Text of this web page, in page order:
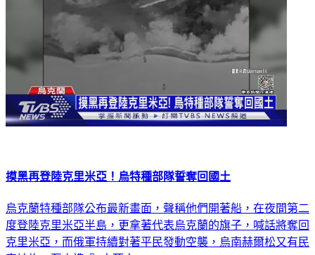
摸黑再登陸克里米亞！烏特種部隊誓奪回國土
烏克蘭特種部隊公布最新畫面，聲稱他們開著船，在夜間第二
度登陸克里米亞半島，更拿著代表烏克蘭的旗子，喊話將奪回
克里米亞，而俄軍持續對著平民發動空襲，烏南赫爾松又有民